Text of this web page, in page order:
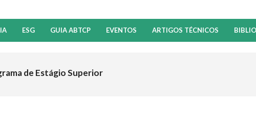
ESG GUIA ABTCP EVENTOS ARTIGOS TÉCNICOS
de Estágio Superior